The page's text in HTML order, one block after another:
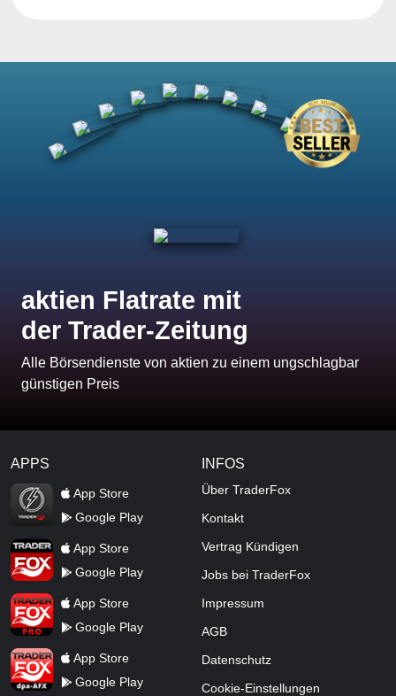
aktien Flatrate mit
der Trader-Zeitung
Alle Börsendienste von aktien zu einem ungschlagbar
günstigen Preis
APPS
TraderFox Flash
App Store
Google Play
TraderFox AppApp Store
Google Play
TraderFox ProApp Store
Google Play
TraderFox dpa-AFX ProFeed
App Store
Google Play
INFOS
Über TraderFox
Kontakt
Vertrag Kündigen
Jobs bei TraderFox
Impressum
AGB
Datenschutz
Cookie-Einstellungen